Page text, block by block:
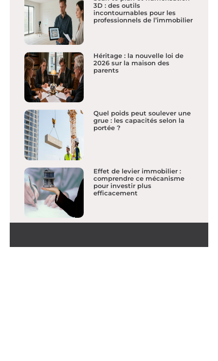
3D : des outils
incontournables pour les
professionnels de l’immobilier
Héritage : la nouvelle loi de
2026 sur la maison des
parents
Quel poids peut soulever une
grue : les capacités selon la
portée ?
Effet de levier immobilier :
comprendre ce mécanisme
pour investir plus
efficacement